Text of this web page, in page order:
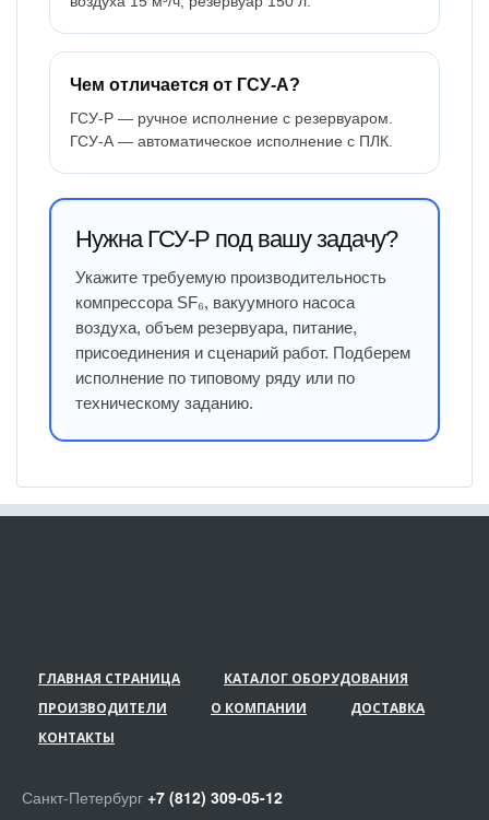
Чем отличается от ГСУ-А?
ГСУ-Р — ручное исполнение с резервуаром.
ГСУ-А — автоматическое исполнение с ПЛК.
Нужна ГСУ-Р под вашу задачу?
Укажите требуемую производительность
компрессора SF₆, вакуумного насоса
воздуха, объем резервуара, питание,
присоединения и сценарий работ. Подберем
исполнение по типовому ряду или по
техническому заданию.
ГЛАВНАЯ СТРАНИЦА
КАТАЛОГ ОБОРУДОВАНИЯ
ПРОИЗВОДИТЕЛИ
О КОМПАНИИ
ДОСТАВКА
КОНТАКТЫ
Санкт-Петербург +7 (812) 309-05-12